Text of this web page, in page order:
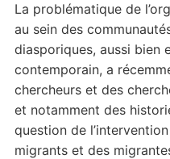
La problématique de
au sein des
diasporiques, aussi bien
contemporain, a
chercheurs et des
et notamment des
question de
migrants et des